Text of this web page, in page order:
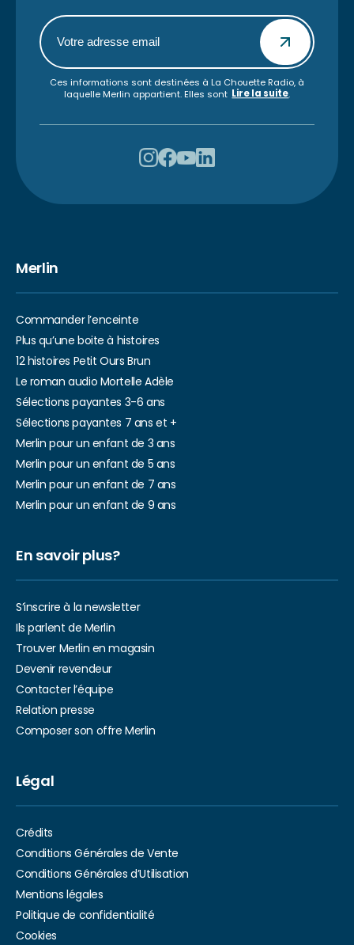
Ces informations sont destinées à La Chouette Radio, à
laquelle Merlin appartient. Elles sont Lire la suite.
Merlin
Commander l’enceinte
Plus qu’une boite à histoires
12 histoires Petit Ours Brun
Le roman audio Mortelle Adèle
Sélections payantes 3-6 ans
Sélections payantes 7 ans et +
Merlin pour un enfant de 3 ans
Merlin pour un enfant de 5 ans
Merlin pour un enfant de 7 ans
Merlin pour un enfant de 9 ans
En savoir plus?
S’inscrire à la newsletter
Ils parlent de Merlin
Trouver Merlin en magasin
Devenir revendeur
Contacter l’équipe
Relation presse
Composer son offre Merlin
Légal
Crédits
Conditions Générales de Vente
Conditions Générales d’Utilisation
Mentions légales
Politique de confidentialité
Cookies